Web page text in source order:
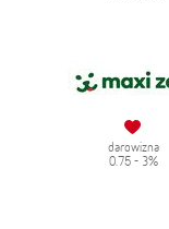
darowizna
0.75 - 3%